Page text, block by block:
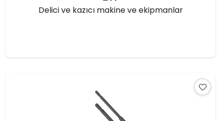
Delici ve kazıcı makine ve ekipmanlar